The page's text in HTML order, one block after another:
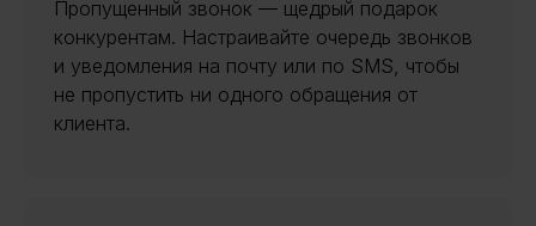
Пропущенный звонок — щедрый подарок
конкурентам. Настраивайте очередь звонков
и уведомления на почту или по SMS, чтобы
не пропустить ни одного обращения от
клиента.